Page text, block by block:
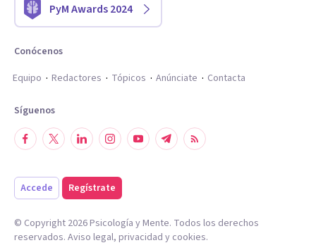
PyM Awards 2024
Conócenos
Equipo
Redactores Tópicos Anúnciate Contacta
Síguenos
Accede Regístrate
© Copyright 2026Psicología y Mente. Todos los derechos
reservados. Aviso legal, privacidad y cookies.